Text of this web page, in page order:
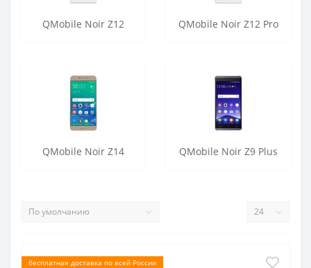
QMobile Noir Z12 QMobile Noir Z12 Pro
QMobile Noir Z14 QMobile Noir Z9 Plus
бесплатная доставка по всей России